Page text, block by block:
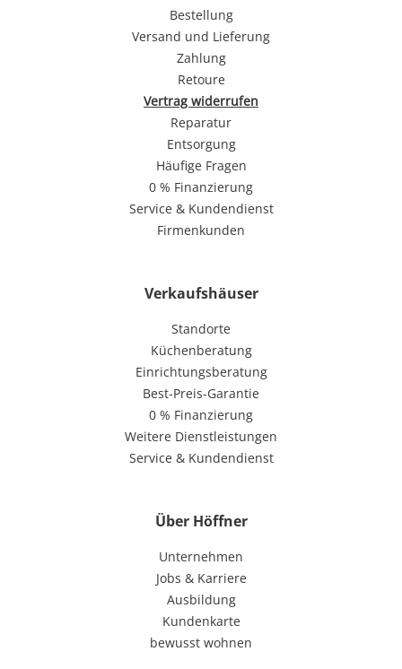
Bestellung
Versand und Lieferung
Zahlung
Retoure
Vertrag widerrufen
Reparatur
Entsorgung
Häufige Fragen
0 % Finanzierung
Service & Kundendienst
Firmenkunden
Verkaufshäuser
Standorte
Küchenberatung
Einrichtungsberatung
Best-Preis-Garantie
0 % Finanzierung
Weitere Dienstleistungen
Service & Kundendienst
Über Höffner
Unternehmen
Jobs & Karriere
Ausbildung
Kundenkarte
bewusst wohnen